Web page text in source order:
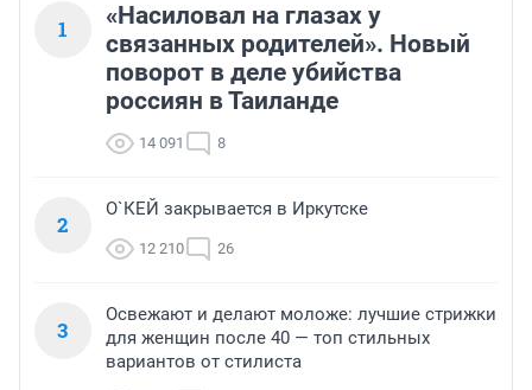
1
«Насиловал на глазах у
связанных родителей». Новый
поворот в деле убийства
россиян в Таиланде
14 091 8
2
О`КЕЙ закрывается в Иркутске
12 210 26
3
Освежают и делают моложе: лучшие стрижки
для женщин после 40 — топ стильных
вариантов от стилиста